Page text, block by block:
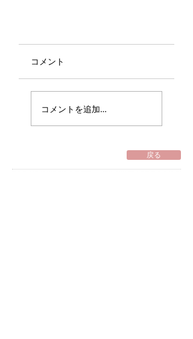
コメント
コメントを追加…
戻る